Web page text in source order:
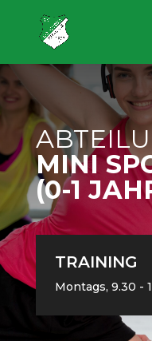
MINI
(0-1
TRAINING
Montags, 9.30 -